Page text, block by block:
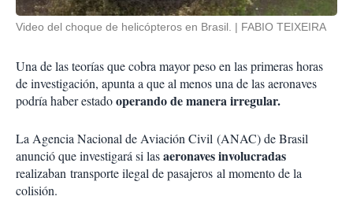
Video del choque de helicópteros en Brasil. FABIO TEIXEIRA
Una de las teorías que cobra mayor peso en las primeras horas
de investigación, apunta a que al menos una de las aeronaves
podría haber estadooperando de manera irregular.
La Agencia Nacional de Aviación Civil (ANAC) de Brasil
anunció que investigará si lasaeronaves involucradas
realizaban transporte ilegal de pasajeros al momento de la
colisión.